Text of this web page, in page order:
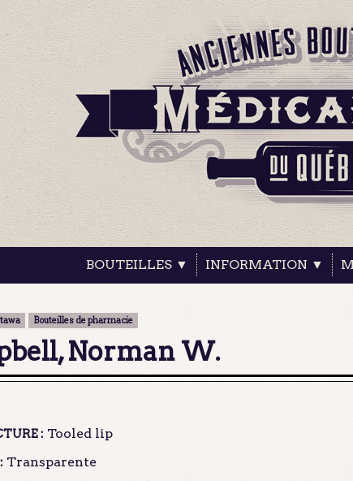
BOUTEILLES ▼ INFORMATION ▼
Bouteilles de pharmacie
Norman W.
: Tooled lip
Transparente